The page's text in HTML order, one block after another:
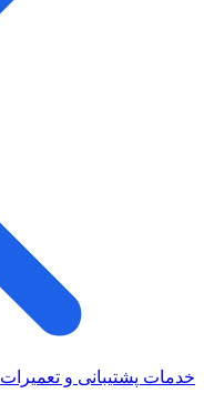
خدمات پشتیبانی و تعمیرات